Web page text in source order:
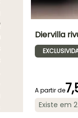
Altura à
maturidade
Diervilla
A partir de
Existe em